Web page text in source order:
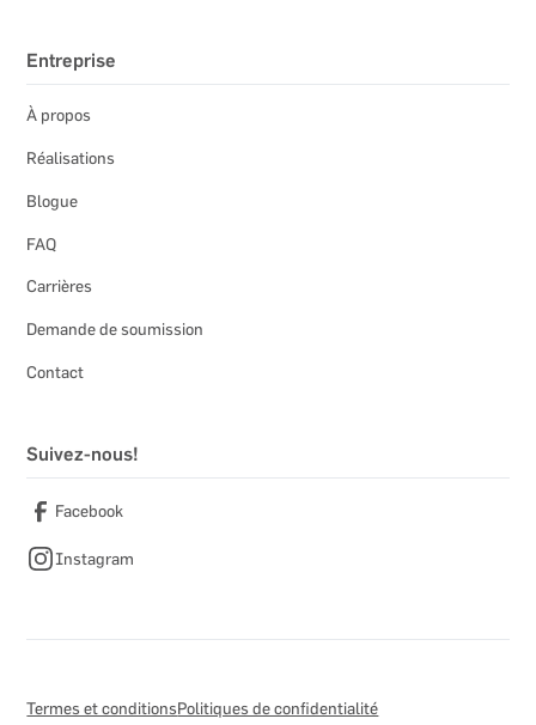
Entreprise
À propos
Réalisations
Blogue
FAQ
Carrières
Demande de soumission
Contact
Suivez-nous!
Facebook
Instagram
Termes et conditionsPolitiques de confidentialité